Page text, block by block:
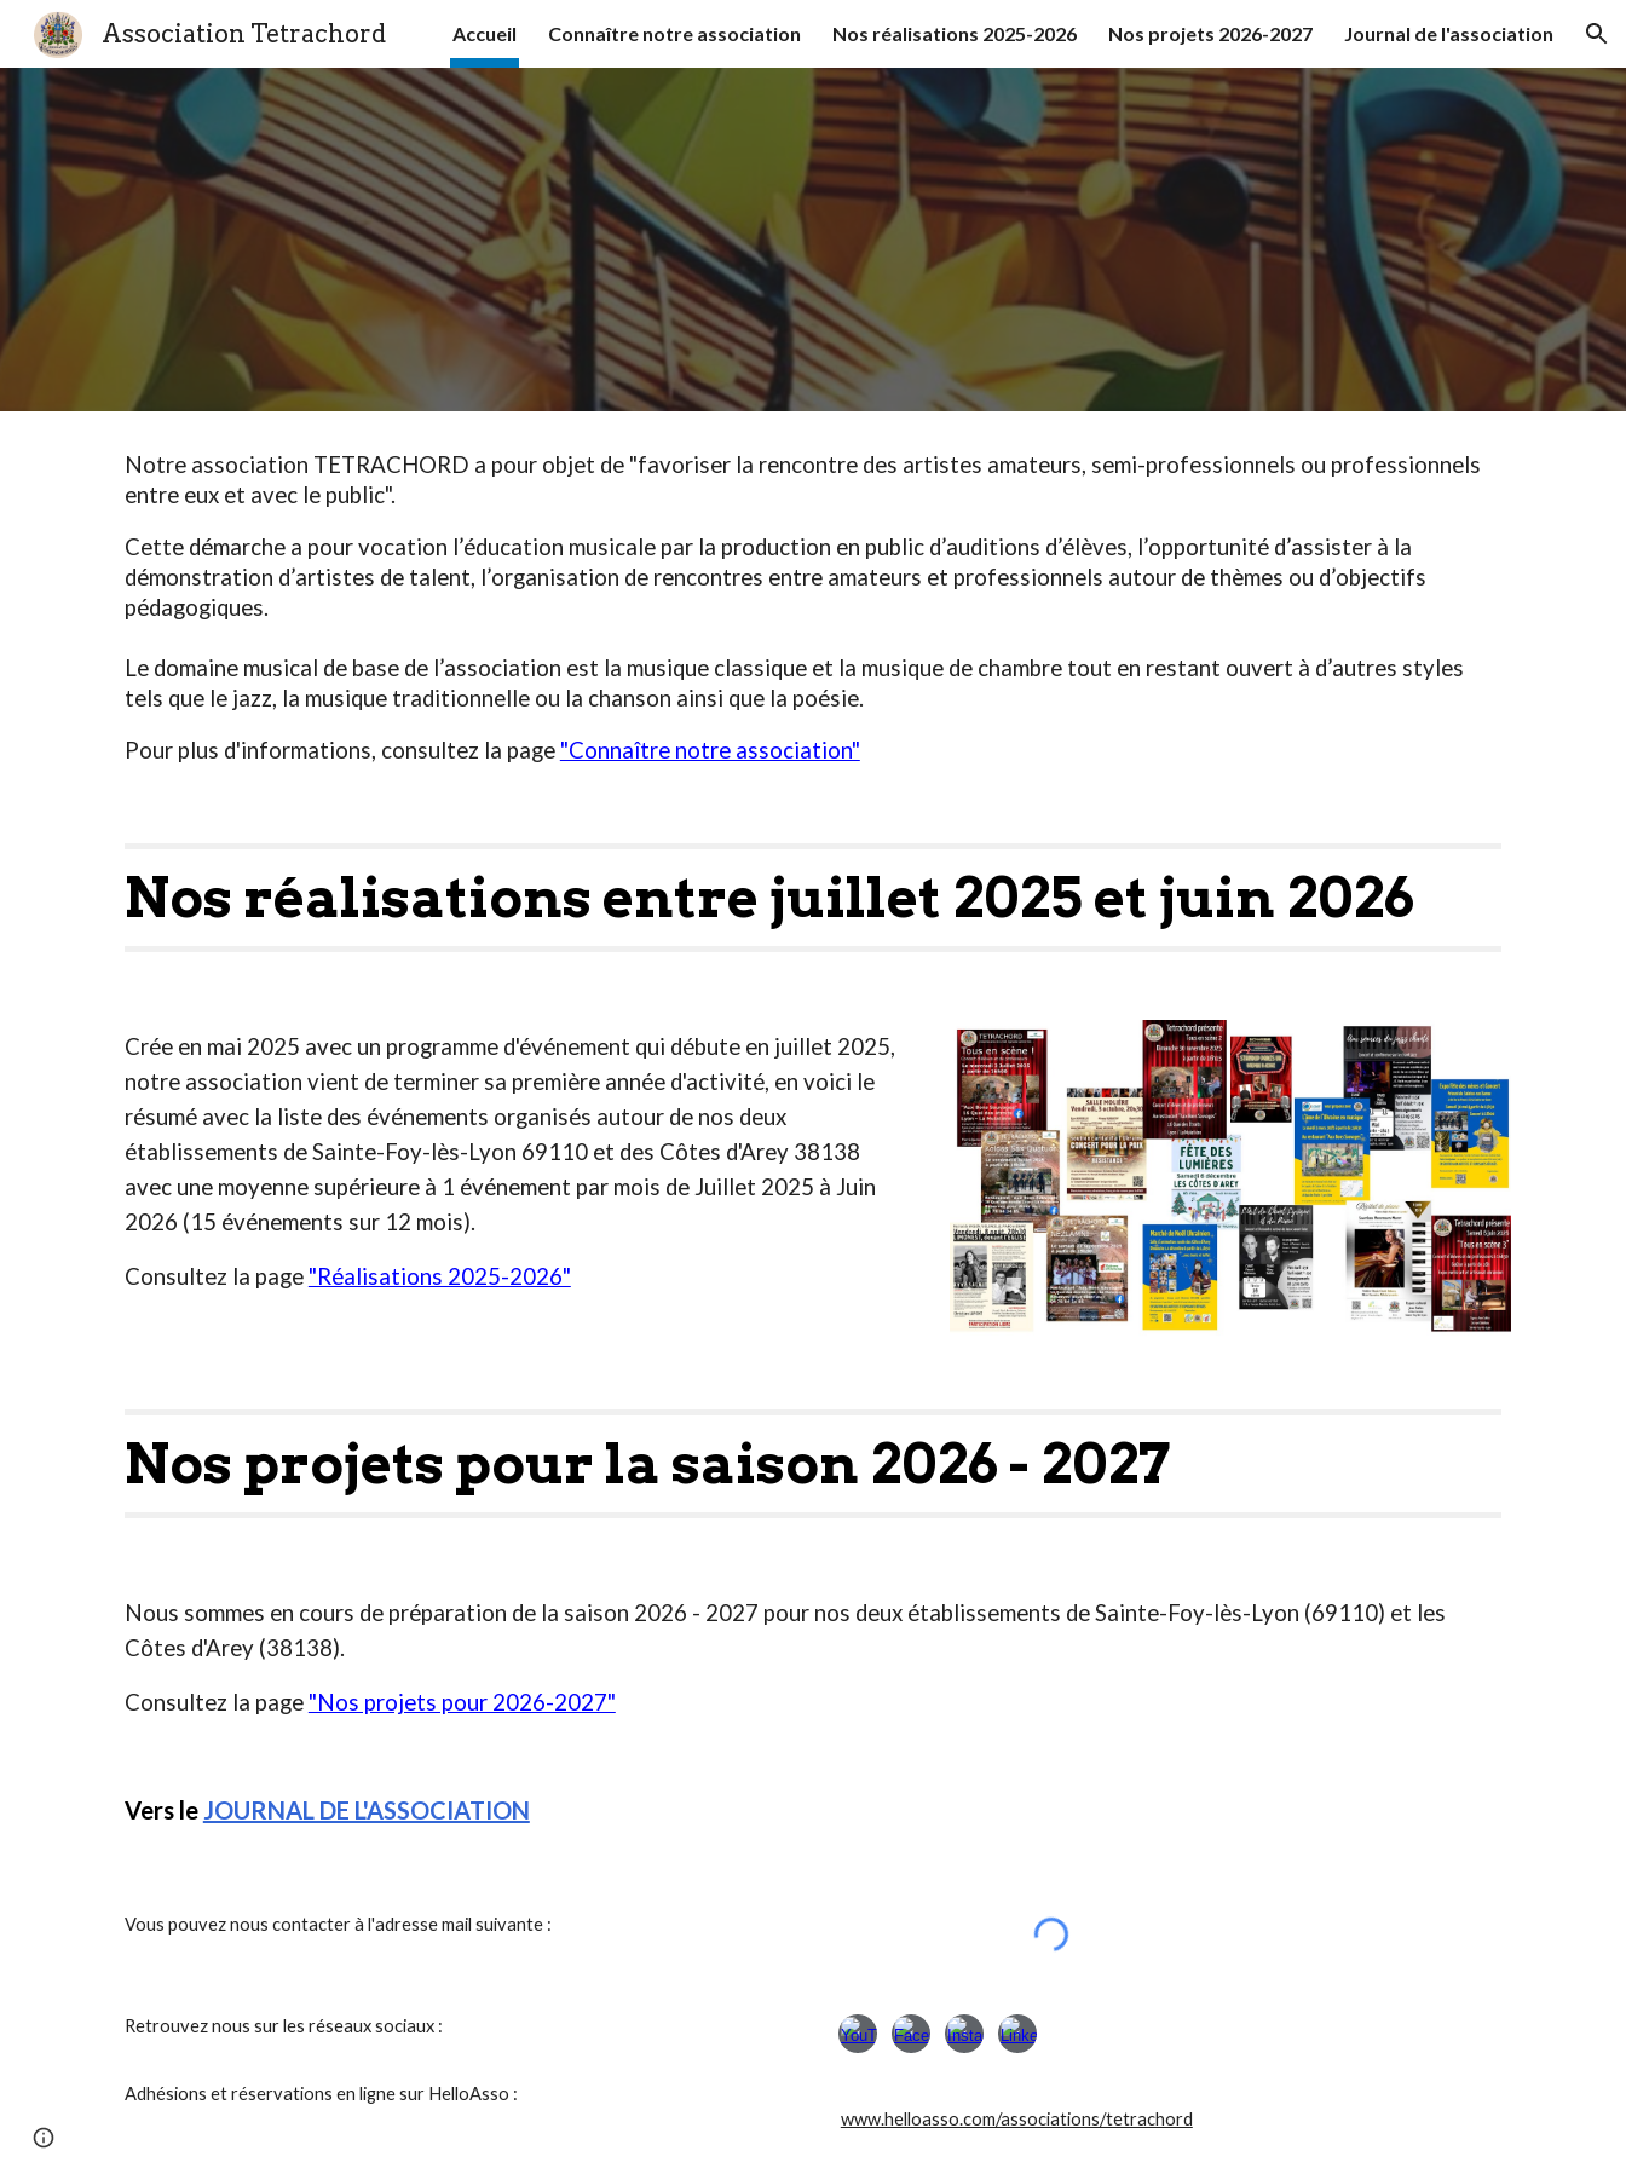
Skip to main content Skip to navigation
Association Tetrachord Accueil Connaître notre association Nos réalisations 2025-2026 Nos projets 2026-2027 Journal de l'association
Notre association TETRACHORD a pour objet de "favoriser la rencontre des artistes amateurs, semi-professionnels ou professionnels
entre eux et avec le public".
Cette démarche a pour vocation l’éducation musicale par la production en public d’auditions d’élèves, l’opportunité d’assister à la
démonstration d’artistes de talent, l’organisation de rencontres entre amateurs et professionnels autour de thèmes ou d’objectifs
pédagogiques.
Le domaine musical de base de l’association est la musique classique et la musique de chambre tout en restant ouvert à d’autres styles
tels que le jazz, la musique traditionnelle ou la chanson ainsi que la poésie.
Pour plus d'informations, consultez la page "Connaître notre association"
Nos réalisations entre juillet 2025 et juin 2026
Crée en mai 2025 avec un programme d'événement qui débute en juillet 2025,
notre association vient de terminer sa première année d'activité, en voici le
résumé avec la liste des événements organisés autour de nos deux
établissements de Sainte-Foy-lès-Lyon 69110 et des Côtes d'Arey 38138
avec une moyenne supérieure à 1 événement par mois de Juillet 2025 à Juin
2026 (15 événements sur 12 mois).
Consultez la page "Réalisations 2025-2026"
Nos projets pour la saison 2026 - 2027
Nous sommes en cours de préparation de la saison 2026 - 2027 pour nos deux établissements de Sainte-Foy-lès-Lyon (69110) et les
Côtes d'Arey (38138).
Consultez la page "Nos projets pour 2026-2027"
Vers le JOURNAL DE L'ASSOCIATION
Vous pouvez nous contacter à l'adresse mail suivante :
Retrouvez nous sur les réseaux sociaux :
Adhésions et réservations en ligne sur HelloAsso :
www.helloasso.com/associations/tetrachord